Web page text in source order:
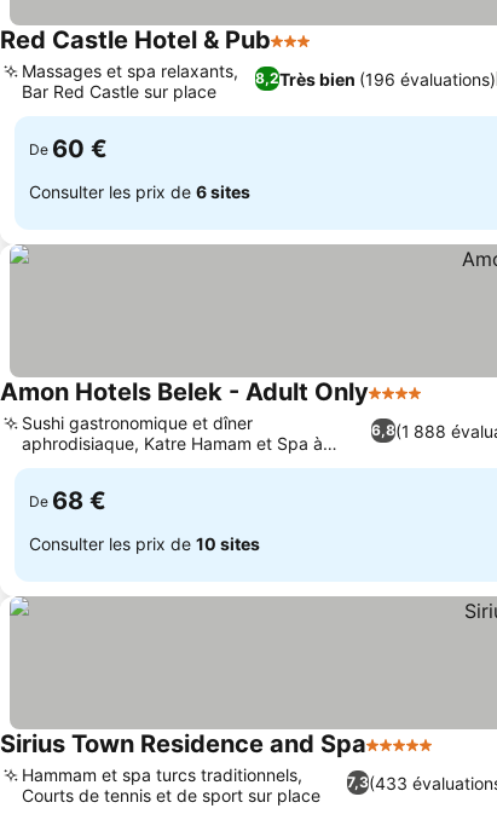
Red Castle Hotel & Pub3 Étoiles
8,2Très bien (196 évaluations)
Massages et spa relaxants,
Bar Red Castle sur place
De 60 €
Consulter les prix de 6 sites
Amon Hotels Belek - Adult Only4 Étoiles
6,8(1 888
Sushi gastronomique et dîner
aphrodisiaque, Katre Hamam et Spa à
service complet
De 68 €
Consulter les prix de 10 sites
Sirius Town Residence and Spa5 Étoiles
7,3(433
Hammam et spa turcs traditionnels,
Courts de tennis et de sport sur place